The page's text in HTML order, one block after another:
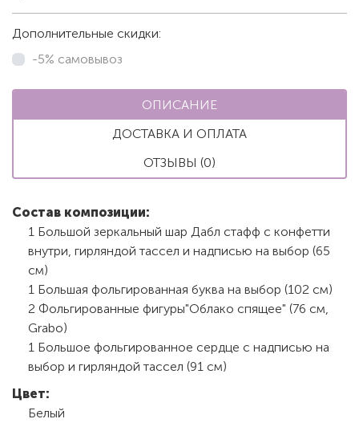
Дополнительные скидки:
-5% самовывоз
ОПИСАНИЕ
ДОСТАВКА И ОПЛАТА
ОТЗЫВЫ (0)
Состав композиции:
1 Большой зеркальный шар Дабл стафф с конфетти
внутри, гирляндой тассел и надписью на выбор (65
см)
1 Большая фольгированная буква на выбор (102 см)
2 Фольгированные фигуры"Облако спящее" (76 см,
Grabo)
1 Большое фольгированное сердце с надписью на
выбор и гирляндой тассел (91 см)
Цвет:
Белый